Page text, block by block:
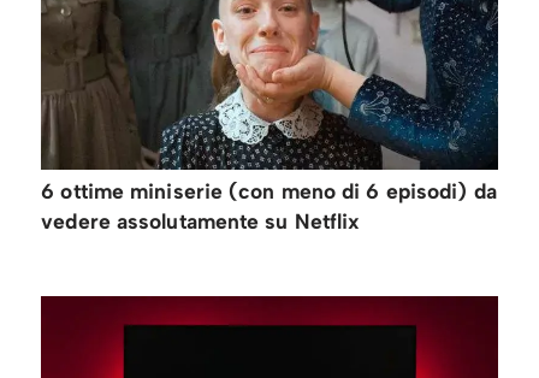
6 ottime miniserie (con meno di 6 episodi) da
vedere assolutamente su Netflix